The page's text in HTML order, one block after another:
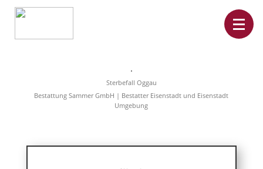
Rat&Hilfe
Sterbefälle
Sterbefall Oggau
Bestattung Sammer GmbH | Bestatter Eisenstadt und Eisenstadt
Umgebung